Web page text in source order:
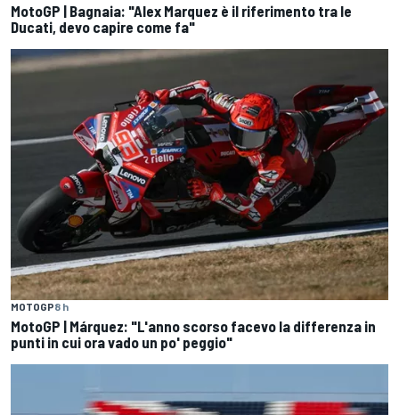
MotoGP | Bagnaia: "Alex Marquez è il riferimento tra le
Ducati, devo capire come fa"
MOTOGP8 h
MotoGP | Márquez: "L'anno scorso facevo la differenza in
punti in cui ora vado un po' peggio"